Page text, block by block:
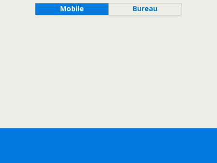
Mobile Bureau